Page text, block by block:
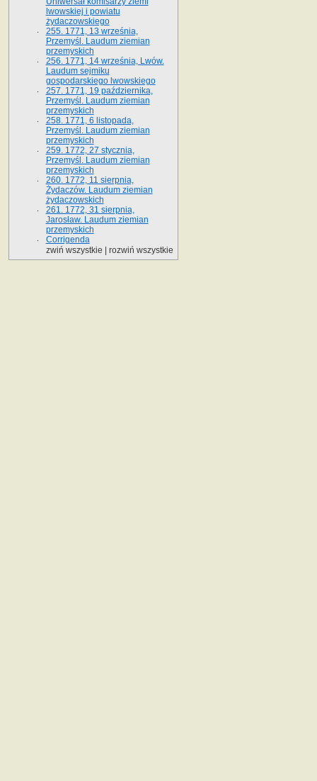
lwowskiej i powiatu
żydaczowskiego
255. 1771, 13 września,
Przemyśl. Laudum ziemian
przemyskich
256. 1771, 14 września, Lwów.
Laudum sejmiku
gospodarskiego lwowskiego
257. 1771, 19 października,
Przemyśl. Laudum ziemian
przemyskich
258. 1771, 6 listopada,
Przemyśl. Laudum ziemian
przemyskich
259. 1772, 27 stycznia,
Przemyśl. Laudum ziemian
przemyskich
260. 1772, 11 sierpnia,
Żydaczów. Laudum ziemian
żydaczowskich
261. 1772, 31 sierpnia,
Jarosław. Laudum ziemian
przemyskich
Corrigenda
zwiń wszystkie
rozwiń wszystkie